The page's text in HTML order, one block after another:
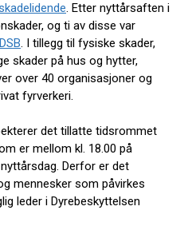
. Etter nyttårsaften i
og ti av disse var
. I tillegg til fysiske skader,
skader på hus og hytter,
over 40 organisasjoner og
fyrverkeri.
det tillatte tidsrommet
er mellom kl. 18.00 på
Derfor er det
mennesker som påvirkes
leder i Dyrebeskyttelsen